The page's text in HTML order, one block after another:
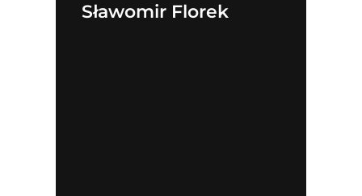
Sławomir Florek